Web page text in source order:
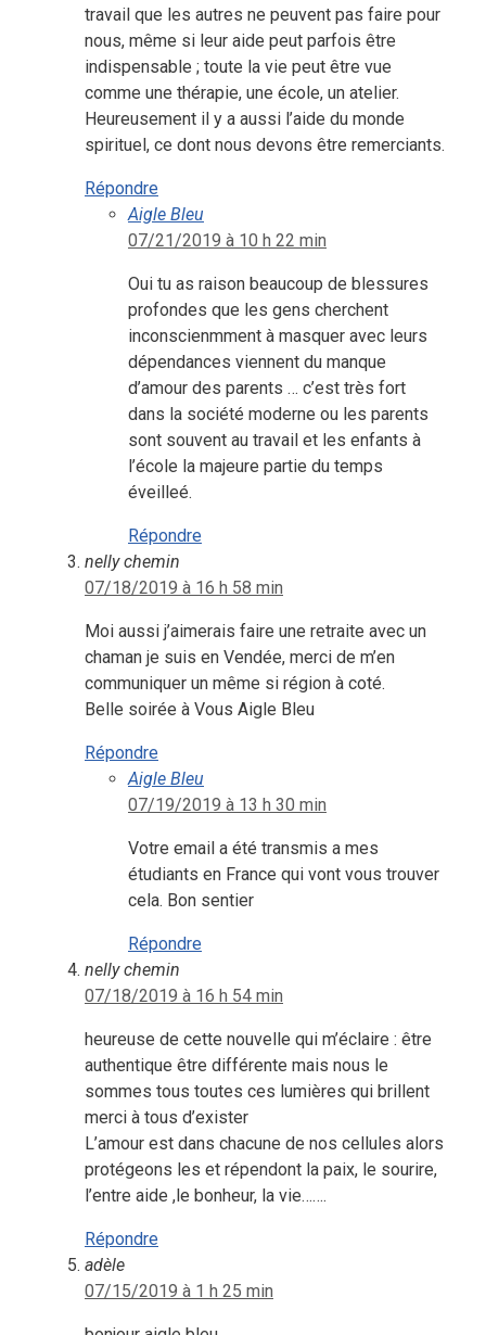
travail que les autres ne peuvent pas faire pour
nous, même si leur aide peut parfois être
indispensable ; toute la vie peut être vue
comme une thérapie, une école, un atelier.
Heureusement il y a aussi l’aide du monde
spirituel, ce dont nous devons être remerciants.
Répondre
Aigle Bleu
07/21/2019 à 10 h 22 min
Oui tu as raison beaucoup de blessures
profondes que les gens cherchent
inconscienmment à masquer avec leurs
dépendances viennent du manque
d’amour des parents … c’est très fort
dans la société moderne ou les parents
sont souvent au travail et les enfants à
l’école la majeure partie du temps
éveilleé.
Répondre
nelly chemin
07/18/2019 à 16 h 58 min
Moi aussi j’aimerais faire une retraite avec un
chaman je suis en Vendée, merci de m’en
communiquer un même si région à coté.
Belle soirée à Vous Aigle Bleu
Répondre
Aigle Bleu
07/19/2019 à 13 h 30 min
Votre email a été transmis a mes
étudiants en France qui vont vous trouver
cela. Bon sentier
Répondre
nelly chemin
07/18/2019 à 16 h 54 min
heureuse de cette nouvelle qui m’éclaire : être
authentique être différente mais nous le
sommes tous toutes ces lumières qui brillent
merci à tous d’exister
L’amour est dans chacune de nos cellules alors
protégeons les et répendont la paix, le sourire,
l’entre aide ,le bonheur, la vie…….
Répondre
adèle
07/15/2019 à 1 h 25 min